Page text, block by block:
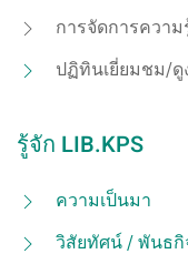
การจัดการความ
ปฏิทินเยี่ยมชม/ดู
รู้จัก LIB.KPS
ความเป็นมา
วิสัยทัศน์ / พันธกิ